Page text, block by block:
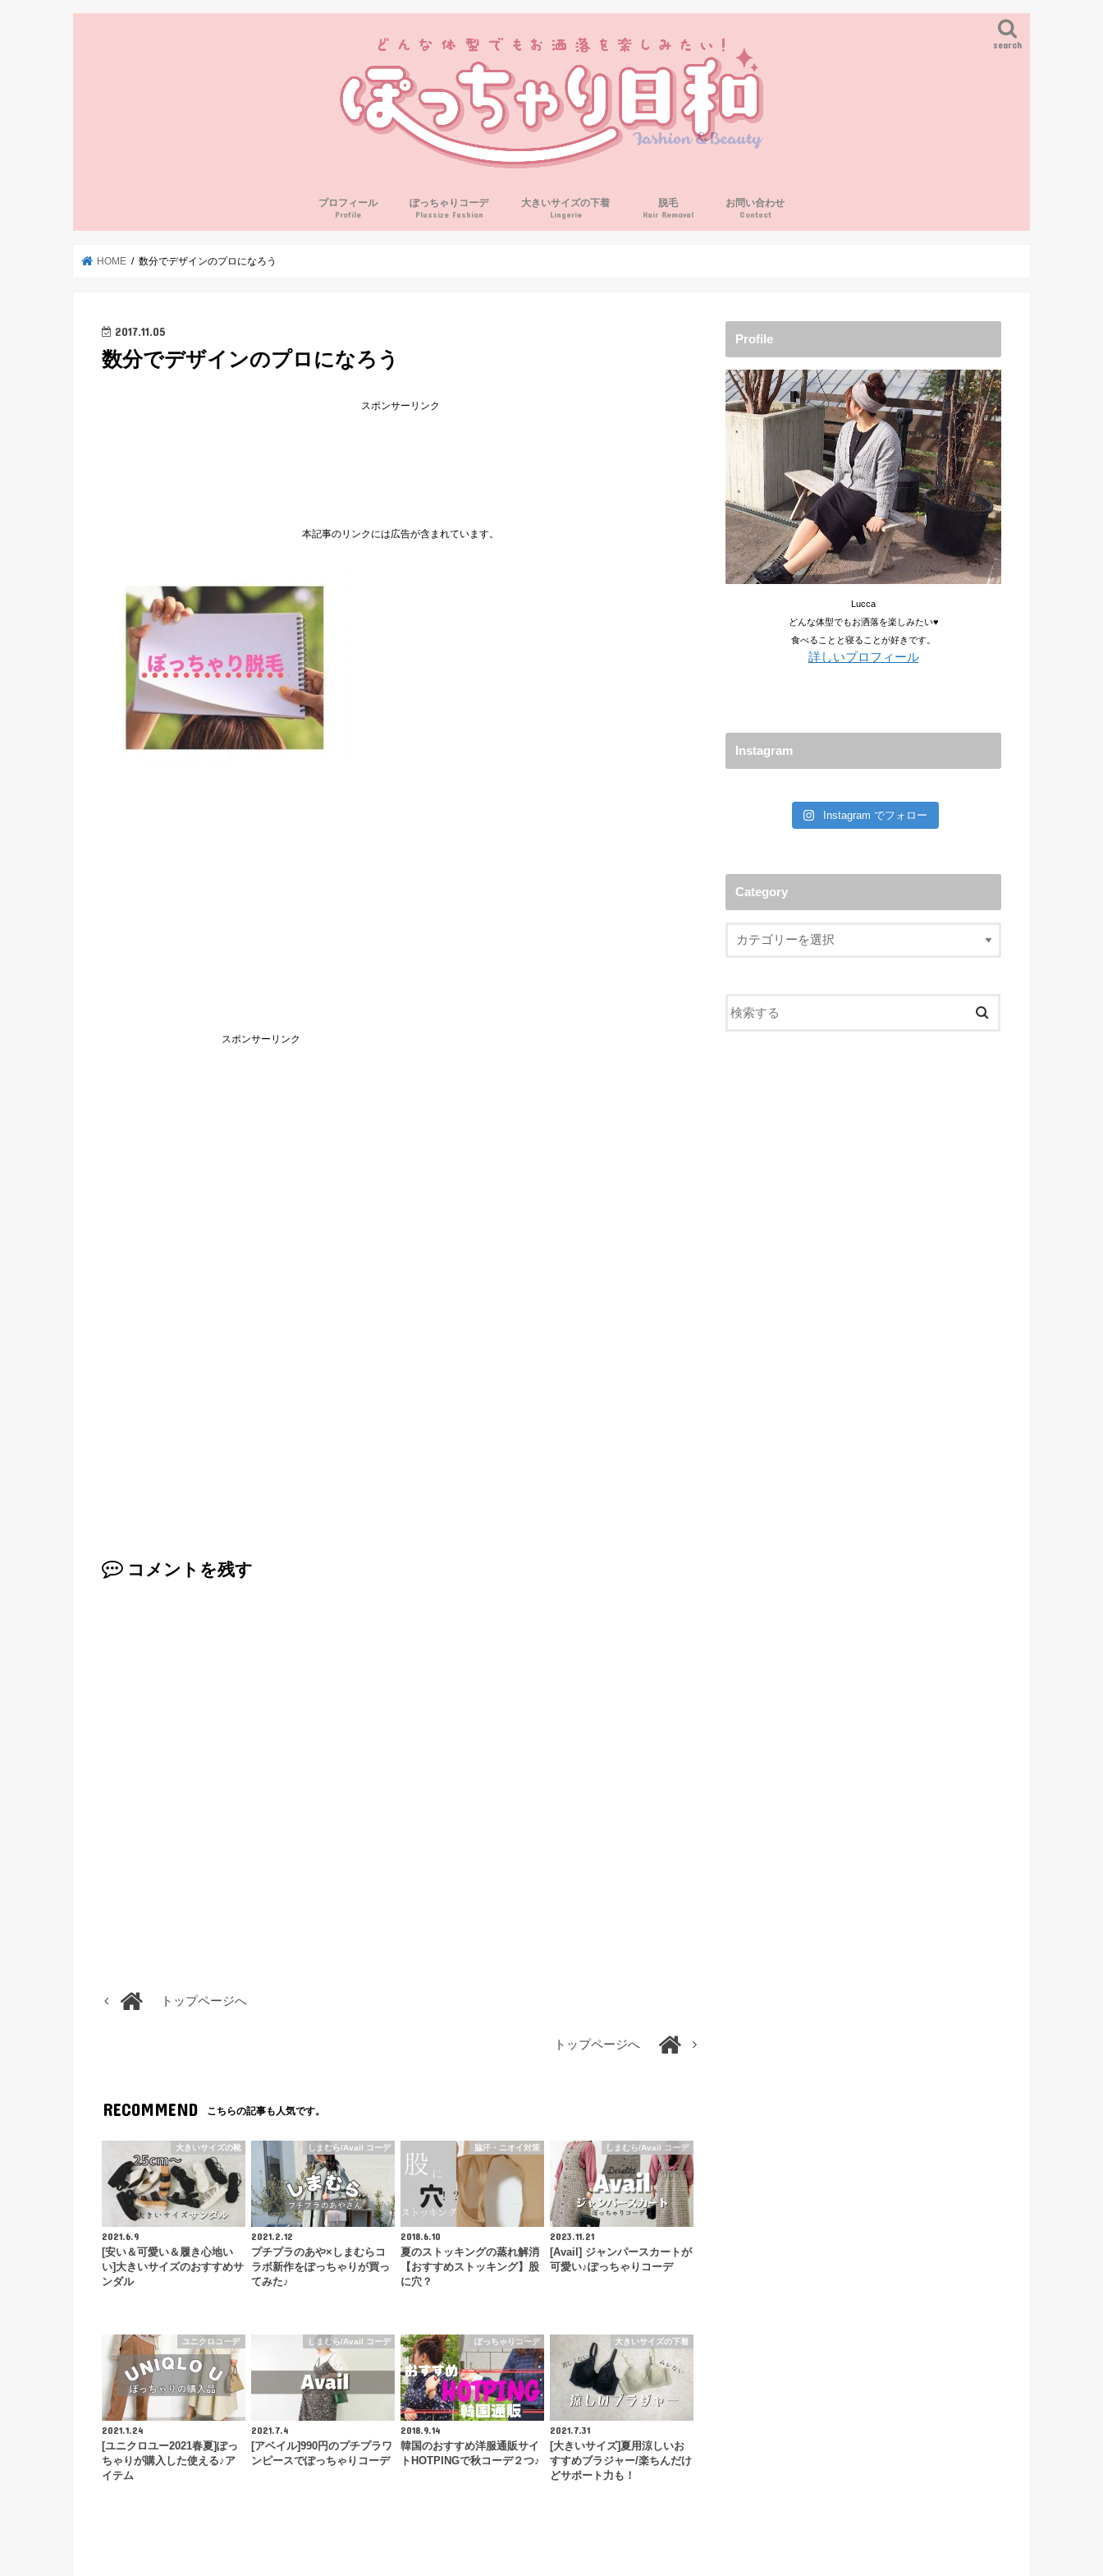
search
プロフィール
Profile
ぽっちゃりコーデ
Plussize Fashion
大きいサイズの下着
Lingerie
脱毛
Hair Removal
お問い合わせ
Contact
HOME 数分でデザインのプロになろう
2017.11.05
数分でデザインのプロになろう
スポンサーリンク
本記事のリンクには広告が含まれています。
スポンサーリンク
コメントを残す
トップページへ
トップページへ
RECOMMEND こちらの記事も人気です。
大きいサイズの靴
2021.6.9
[安い＆可愛い＆履き心地い
い]大きいサイズのおすすめサ
ンダル
しまむら/Avail コーデ
2021.2.12
プチプラのあや×しまむらコ
ラボ新作をぽっちゃりが買っ
てみた♪
脇汗・ニオイ対策
2018.6.10
夏のストッキングの蒸れ解消
【おすすめストッキング】股
に穴？
しまむら/Avail コーデ
2023.11.21
[Avail] ジャンパースカートが
可愛い♪ぽっちゃりコーデ
ユニクロコーデ
2021.1.24
[ユニクロユー2021春夏]ぽっ
ちゃりが購入した使える♪ア
イテム
しまむら/Avail コーデ
2021.7.4
[アベイル]990円のプチプラワ
ンピースでぽっちゃりコーデ
ぽっちゃりコーデ
2018.9.14
韓国のおすすめ洋服通販サイ
トHOTPINGで秋コーデ２つ♪
大きいサイズの下着
2021.7.31
[大きいサイズ]夏用涼しいお
すすめブラジャー/楽ちんだけ
どサポート力も！
Profile
Lucca
どんな体型でもお洒落を楽しみたい♥
食べることと寝ることが好きです。
詳しいプロフィール
Instagram
Instagram でフォロー
Category